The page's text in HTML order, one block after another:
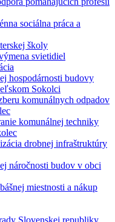
sociálna práca a
školy
svietidiel
hospodárnosti budovy
Sokolci
komunálnych odpadov
komunálnej techniky
drobnej infraštruktúry
náročnosti budov v obci
miestnosti a nákup
Slovenskej republiky